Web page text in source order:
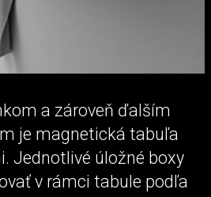
a zároveň ďalším
je magnetická tabuľa
Jednotlivé úložné boxy
v rámci tabule podľa